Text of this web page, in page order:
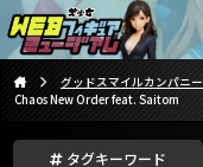
グッドスマイルカンパニー
Chaos New Order feat. Saitom
タグキーワード